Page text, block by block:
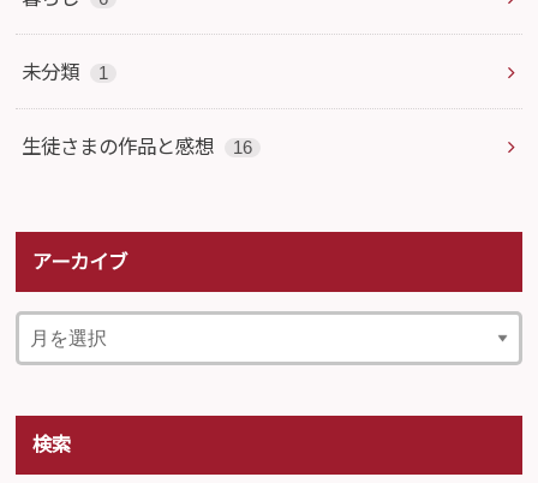
未分類 1
生徒さまの作品と感想 16
アーカイブ
検索